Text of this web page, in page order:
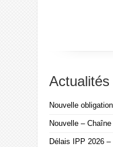
Actualités
Nouvelle
Nouvelle –
Délais IPP 2026